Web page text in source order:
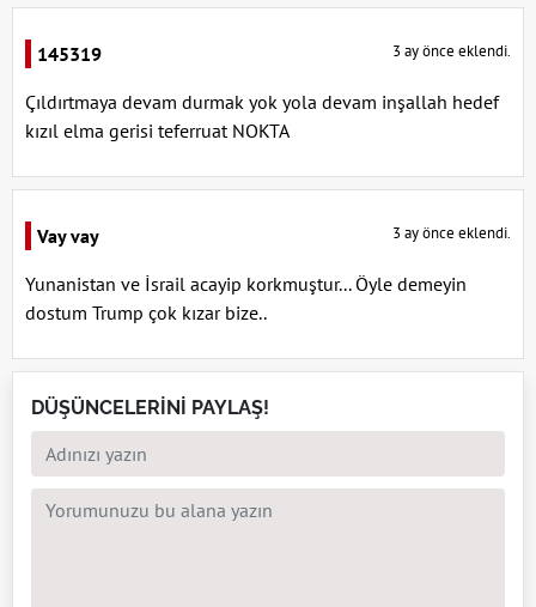
145319 3 ay önce eklendi.
Çıldırtmaya devam durmak yok yola devam inşallah hedef
kızıl elma gerisi teferruat NOKTA
Vay vay 3 ay önce eklendi.
Yunanistan ve İsrail acayip korkmuştur... Öyle demeyin
dostum Trump çok kızar bize..
DÜŞÜNCELERİNİ PAYLAŞ!